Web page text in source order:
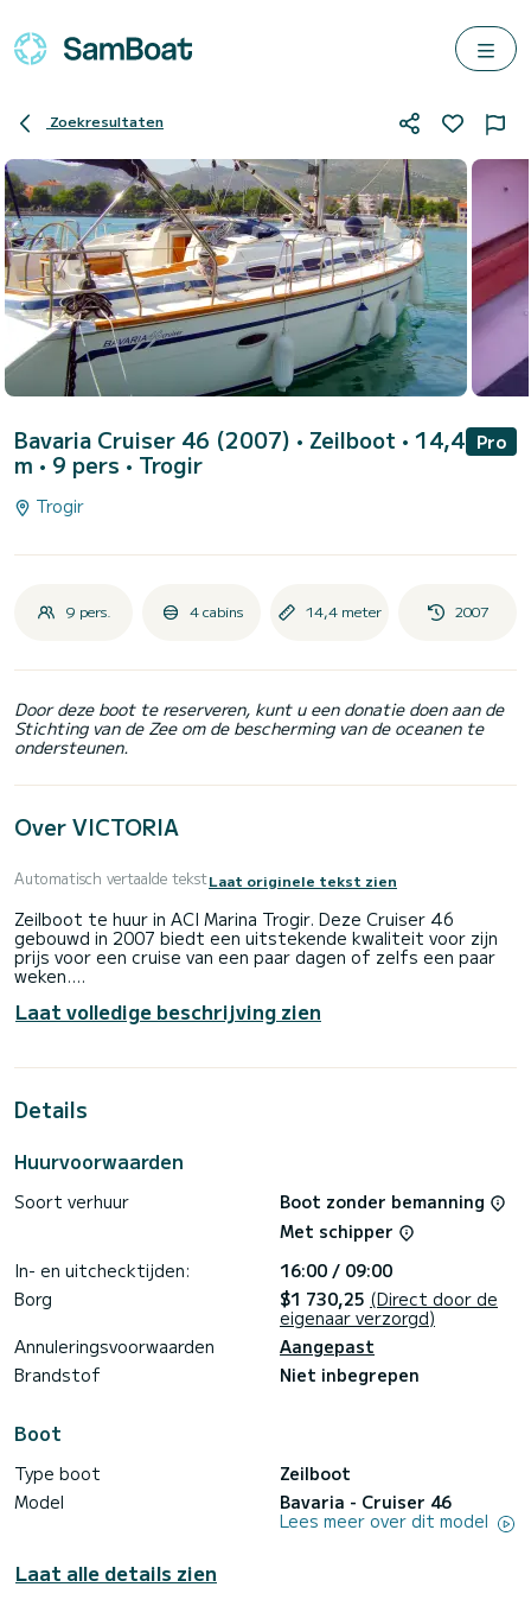
Zoekresultaten
Bavaria Cruiser 46 (2007) • Zeilboot • 14,4
m • 9 pers • Trogir
Pro
Trogir
9 pers. 4 cabins 14,4 meter 2007
Door deze boot te reserveren, kunt u een donatie doen aan de
Stichting van de Zee om de bescherming van de oceanen te
ondersteunen.
Over VICTORIA
Automatisch vertaalde tekstLaat originele tekst zien
Zeilboot te huur in ACI Marina Trogir. Deze Cruiser 46
gebouwd in 2007 biedt een uitstekende kwaliteit voor zijn
prijs voor een cruise van een paar dagen of zelfs een paar
weken.
U gaat een uitzonderlijke cruise beleven op deze zeilboot
van 14 meter. U kunt maximaal 9 passagiers onderbrengen
totaal comfort.
Deze Cruiser 46 is uitgerust met 2 toiletten met een
Deze boot is uitgerust met een Furling grootzeil en een
Automatische piloot, TV, Luidsprekers.
Boekingsaanvragen en offertes worden rechtstreeks door
SamBoat afgehandeld. Via het platform krijgt u de beste
Laat volledige beschrijving zien
Details
Huurvoorwaarden
Soort verhuur
Boot zonder bemanning
Met schipper
In- en uitchecktijden:
16:00 / 09:00
Borg
$1 730,25 (Direct door de
eigenaar verzorgd)
Annuleringsvoorwaarden
Aangepast
Brandstof
Niet inbegrepen
Boot
Type boot
Zeilboot
Model
Bavaria - Cruiser 46
Lees meer over dit model
Laat alle details zien